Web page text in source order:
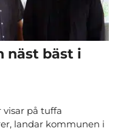
näst bäst i
på tuffa
landar kommunen i